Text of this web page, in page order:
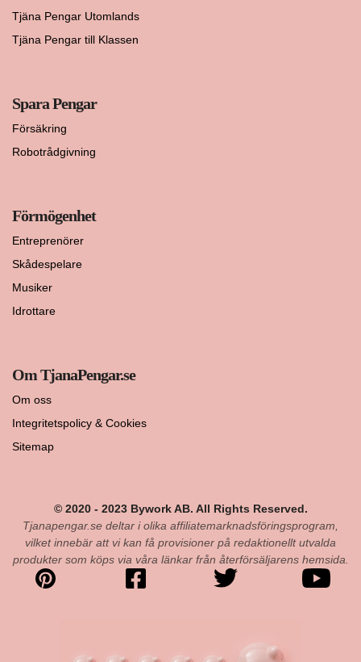
Tjäna Pengar Utomlands
Tjäna Pengar till Klassen
Spara Pengar
Försäkring
Robotrådgivning
Förmögenhet
Entreprenörer
Skådespelare
Musiker
Idrottare
Om TjanaPengar.se
Om oss
Integritetspolicy & Cookies
Sitemap
© 2020 - 2023 Bywork AB. All Rights Reserved.
Tjanapengar.se deltar i olika affiliatemarknadsföringsprogram,
vilket innebär att vi kan få provisioner på redaktionellt utvalda
produkter som köps via våra länkar från återförsäljarens hemsida.